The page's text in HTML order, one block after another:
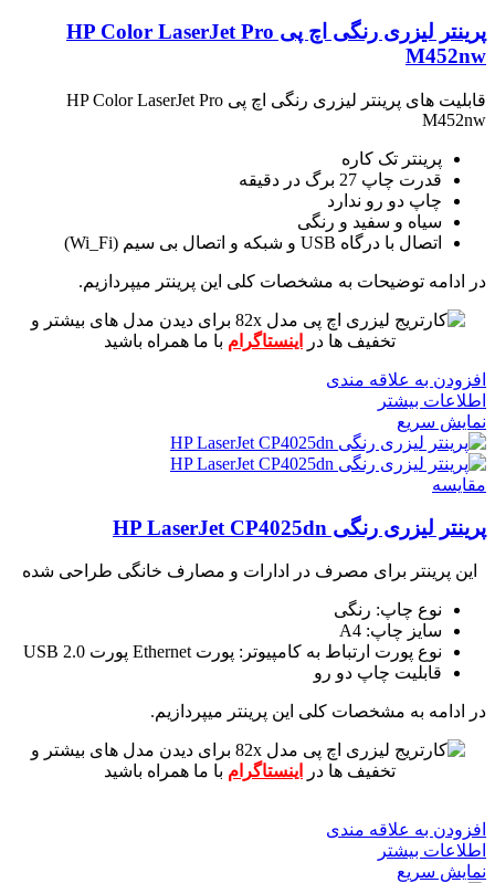
پرینتر لیزری رنگی اچ پی HP Color LaserJet Pro
M452nw
قابلیت های پرینتر لیزری رنگی اچ پی HP Color LaserJet Pro
M452nw
پرینتر تک کاره
قدرت چاپ 27 برگ در دقیقه
چاپ دو رو ندارد
سیاه و سفید و رنگی
اتصال با درگاه USB و شبکه و اتصال بی سیم (Wi_Fi)
در ادامه توضیحات به مشخصات کلی این پرینتر میپردازیم.
برای دیدن مدل های بیشتر و
تخفیف ها در
اینستاگرام با ما همراه باشید
افزودن به علاقه مندی
اطلاعات بیشتر
نمایش سریع
مقايسه
پرینتر لیزری رنگی HP LaserJet CP4025dn
این پرینتر برای مصرف در ادارات و مصارف خانگی طراحی شده
نوع چاپ: رنگی
سایز چاپ: A4
نوع پورت ارتباط به کامپیوتر: پورت Ethernet پورت USB 2.0
قابلیت چاپ دو رو
در ادامه به مشخصات کلی این پرینتر میپردازیم.
برای دیدن مدل های بیشتر و
تخفیف ها در
اینستاگرام با ما همراه باشید
افزودن به علاقه مندی
اطلاعات بیشتر
نمایش سریع